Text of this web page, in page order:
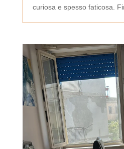
curiosa e spesso faticosa.